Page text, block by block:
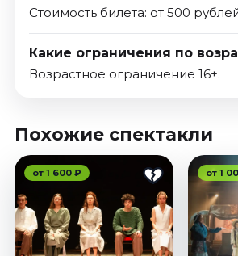
Стоимость билета: от 500
Какие ограничения по
Возрастное ограничение 16+.
Похожие спектакли
от 1 600 ₽ от 1